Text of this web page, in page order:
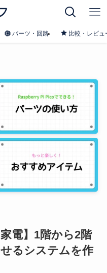
パーツ・回路 比較・レビュ
電】1階から2階
るシステムを作